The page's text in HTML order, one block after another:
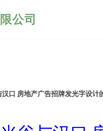
公司
汉口 房地产广告招牌发光字设计